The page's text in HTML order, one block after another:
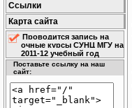
Ссылки
Карта сайта
Проводится запись на
очные курсы СУНЦ МГУ на
2011-12 учебный год
Поставьте ссылку на наш
сайт: